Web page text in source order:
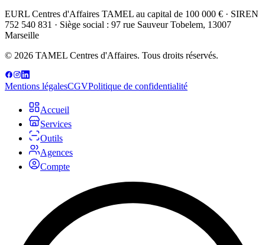
EURL Centres d'Affaires TAMEL au capital de 100 000 € · SIREN
752 540 831 · Siège social : 97 rue Sauveur Tobelem, 13007
Marseille
© 2026 TAMEL Centres d'Affaires. Tous droits réservés.
Mentions légalesCGVPolitique de confidentialité
Accueil
Services
Outils
Agences
Compte